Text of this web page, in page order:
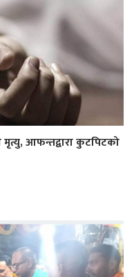
मृत्यु, आफन्तद्वारा कुटपिटको